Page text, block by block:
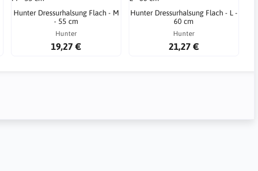
Hunter Dressurhalsung Flach - M
- 55 cm
Hunter
19,27 €
Hunter Dressurhalsung Flach - L -
60 cm
Hunter
21,27 €